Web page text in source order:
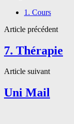
1. Cours
Article précédent
7. Thérapie
Article suivant
Uni Mail